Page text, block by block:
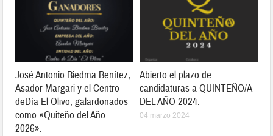
José Antonio Biedma Benítez,
Asador Margari y el Centro
deDía El Olivo, galardonados
como «Quiteño del Año
2026».
Abierto el plazo de
candidaturas a QUINTEÑO/A
DEL AÑO 2024.
04 marzo 2024